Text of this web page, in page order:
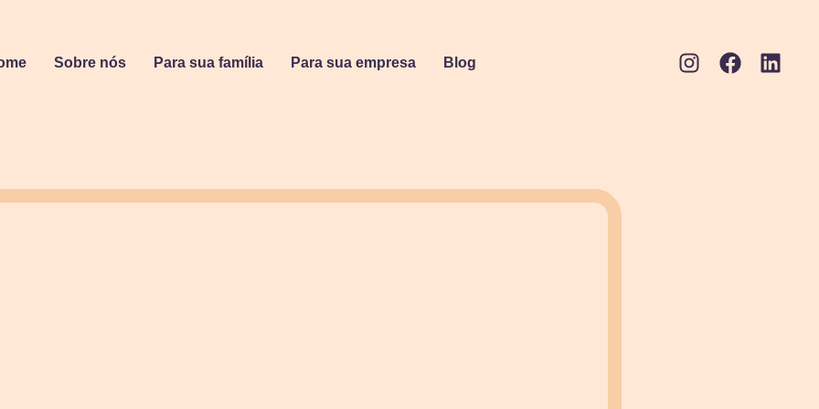
Sobre nós Para sua família Para sua empresa Blog